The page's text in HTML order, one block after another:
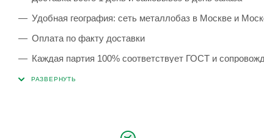
Удобная география: сеть металлобаз в Москве и
Оплата по факту доставки
Каждая партия 100% соответствует ГОСТ и
Сервисные услуги: резка, гибка, металлообработка